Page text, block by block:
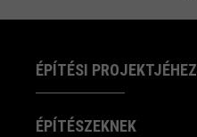
ÉPÍTÉSI PROJEKTJÉHEZ
ÉPÍTÉSZEKNEK